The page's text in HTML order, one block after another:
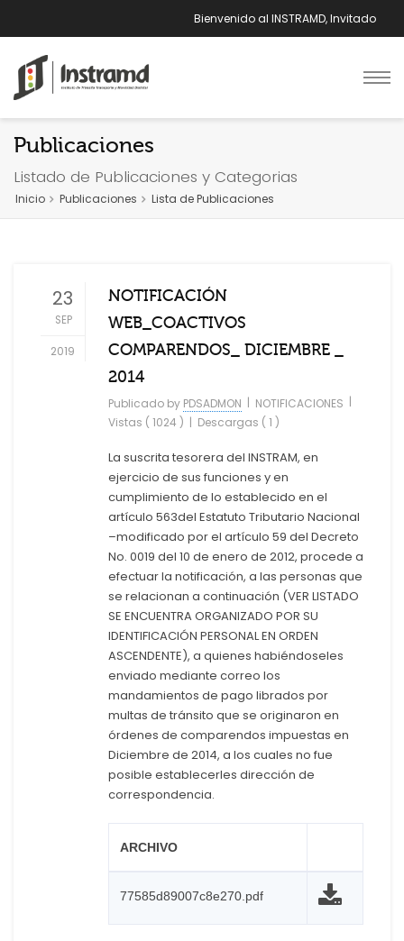
Bienvenido al INSTRAMD, Invitado
Publicaciones
Listado de Publicaciones y Categorias
Inicio Publicaciones Lista de Publicaciones
23
SEP
2019
NOTIFICACIÓN
WEB_COACTIVOS
COMPARENDOS_ DICIEMBRE _
2014
Publicado by PDSADMON | NOTIFICACIONES |
Vistas ( 1024 ) | Descargas ( 1 )
La suscrita tesorera del INSTRAM, en
ejercicio de sus funciones y en
cumplimiento de lo establecido en el
artículo 563del Estatuto Tributario Nacional
–modificado por el artículo 59 del Decreto
No. 0019 del 10 de enero de 2012, procede a
efectuar la notificación, a las personas que
se relacionan a continuación (VER LISTADO
SE ENCUENTRA ORGANIZADO POR SU
IDENTIFICACIÓN PERSONAL EN ORDEN
ASCENDENTE), a quienes habiéndoseles
enviado mediante correo los
mandamientos de pago librados por
multas de tránsito que se originaron en
órdenes de comparendos impuestas en
Diciembre de 2014, a los cuales no fue
posible establecerles dirección de
correspondencia.
ARCHIVO
77585d89007c8e270.pdf